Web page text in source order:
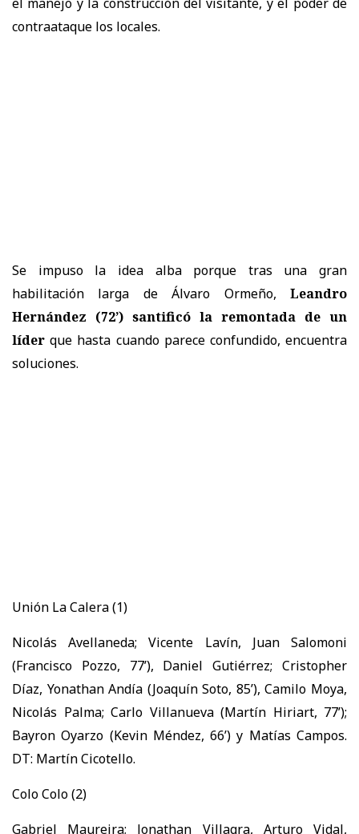
contraataque los locales.
Se impuso la idea alba porque tras una gran
habilitación larga de Álvaro Ormeño, Leandro
Hernández (72’) santificó la remontada de un
líder que hasta cuando parece confundido, encuentra
soluciones.
Unión La Calera (1)
Nicolás Avellaneda; Vicente Lavín, Juan Salomoni
(Francisco Pozzo, 77’), Daniel Gutiérrez; Cristopher
Díaz, Yonathan Andía (Joaquín Soto, 85’), Camilo Moya,
Nicolás Palma; Carlo Villanueva (Martín Hiriart, 77’);
Bayron Oyarzo (Kevin Méndez, 66’) y Matías Campos.
DT: Martín Cicotello.
Colo Colo (2)
Gabriel Maureira; Jonathan Villagra, Arturo Vidal,